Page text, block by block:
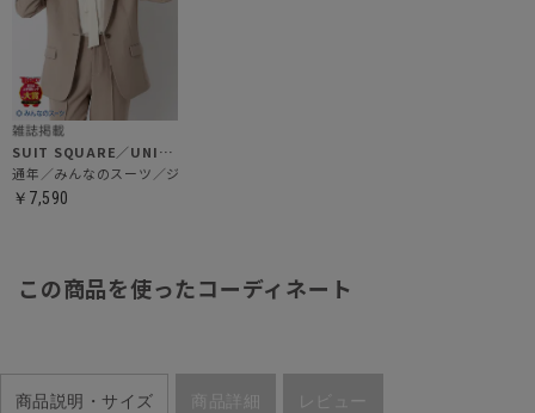
SUIT SQUARE／UNIVERSAL LANGUAGE／WHITE
通年／みんなのスーツ／ジャケット
￥7,590
この商品を使ったコーディネート
商品説明・サイズ 商品詳細 レビュー